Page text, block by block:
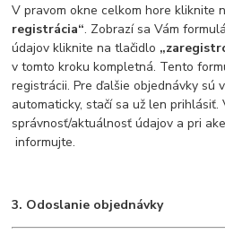
V pravom okne celkom hore kliknite
registrácia“. Zobrazí sa Vám
údajov kliknite na tlačidlo
v tomto kroku kompletná. Tento
registrácii. Pre ďalšie objednávky sú
automaticky, stačí sa už len
správnosť/aktuálnosť údajov a pri
informujte.
3. Odoslanie objednávky